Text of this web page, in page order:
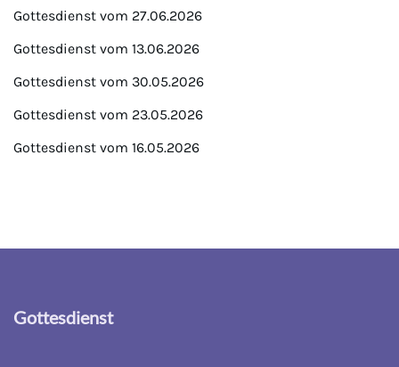
Gottesdienst vom 27.06.2026
Gottesdienst vom 13.06.2026
Gottesdienst vom 30.05.2026
Gottesdienst vom 23.05.2026
Gottesdienst vom 16.05.2026
Gottesdienst